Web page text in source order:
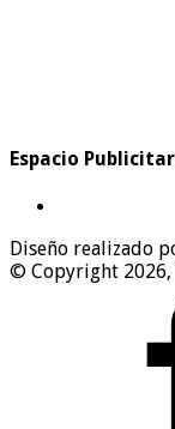
Espacio
Diseño realizado
© Copyright 2026,